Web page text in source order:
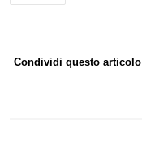
Condividi questo